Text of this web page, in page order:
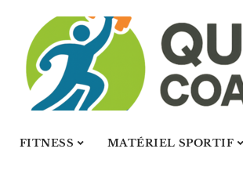
FITNESS MATÉRIEL SPORTIF